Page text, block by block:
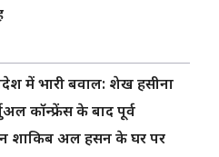
में भारी बवाल: शेख हसीना
कॉन्फ्रेंस के बाद पूर्व
शाकिब अल हसन के घर पर